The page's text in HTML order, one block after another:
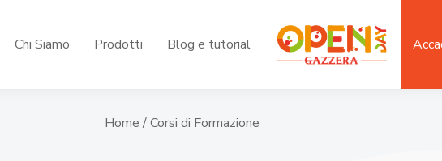
Chi Siamo Prodotti Blog e tutorial
Home / Corsi di Formazione